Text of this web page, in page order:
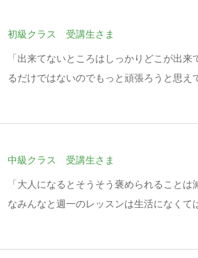
初級クラス 受講生さま
「出来てないところはしっかりどこが出
るだけではないのでもっと頑張ろうと思え
中級クラス 受講生さま
「大人になるとそうそう褒められること
なみんなと週一のレッスンは生活になくて